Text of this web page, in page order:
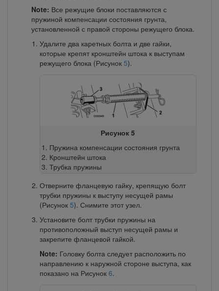
Note: Все режущие блоки поставляются с
пружиной компенсации состояния грунта,
установленной с правой стороны режущего блока.
Удалите два каретных болта и две гайки,
которые крепят кронштейн штока к выступам
режущего блока (Рисунок 5).
Рисунок 5
Пружина компенсации состояния грунта
Кронштейн штока
Трубка пружины
Отверните фланцевую гайку, крепящую болт
трубки пружины к выступу несущей рамы
(Рисунок 5). Снимите этот узел.
Установите болт трубки пружины на
противоположный выступ несущей рамы и
закрепите фланцевой гайкой.
Note: Головку болта следует расположить по
направлению к наружной стороне выступа, как
показано на Рисунок 6.